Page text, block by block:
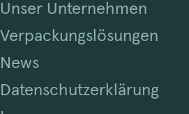
Unser Unternehmen
Verpackungslösungen
News
Datenschutzerklärung